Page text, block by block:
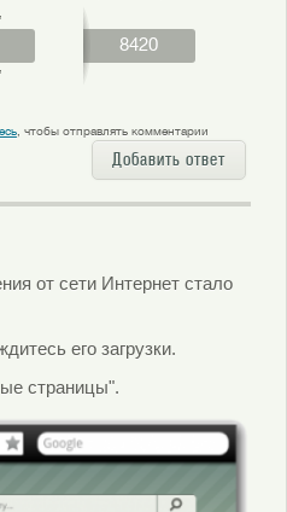
8420
, чтобы отправлять комментарии
Добавить ответ
от сети Интернет стало
его загрузки.
страницы".